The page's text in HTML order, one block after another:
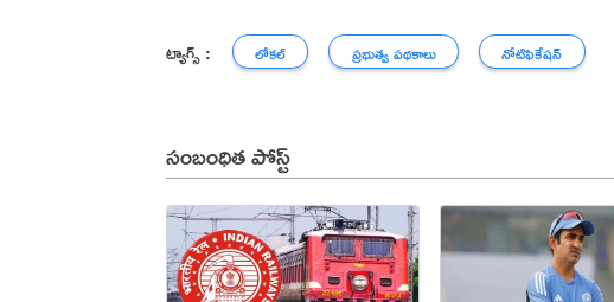
ట్యాగ్స్ : లోకల్ ప్రభుత్వ పథకాలు నోటిఫికేషన్
సంబంధిత పోస్ట్